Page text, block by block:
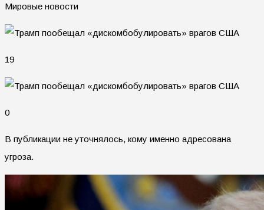
Мировые новости
19
0
В публикации не уточнялось, кому именно адресована
угроза.